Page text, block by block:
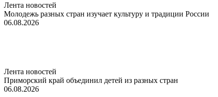
Лента новостей
Молодежь разных стран изучает культуру и традиции России
06.08.2026
Лента новостей
Приморский край объединил детей из разных стран
06.08.2026